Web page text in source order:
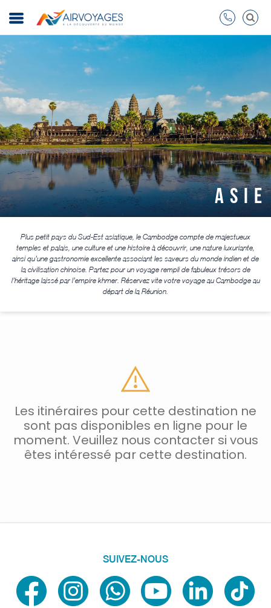
ASIE
Plus petit pays du Sud-Est asiatique, le Cambodge compte de majestueux
temples et palais, une culture et une histoire à découvrir, une nature luxuriante,
ainsi qu’une gastronomie excellente associant les saveurs du monde indien et de
la civilisation chinoise. Partez pour un voyage rempli de fabuleux trésors de
l’héritage laissé par l’empire khmer. Réservez vite votre voyage au Cambodge au
départ de la Réunion.
Les itinéraires pour cette destination ne
sont pas disponibles en ligne pour le
moment. Veuillez nous contacter si vous
êtes intéressé par cette destination.
SUIVEZ-NOUS